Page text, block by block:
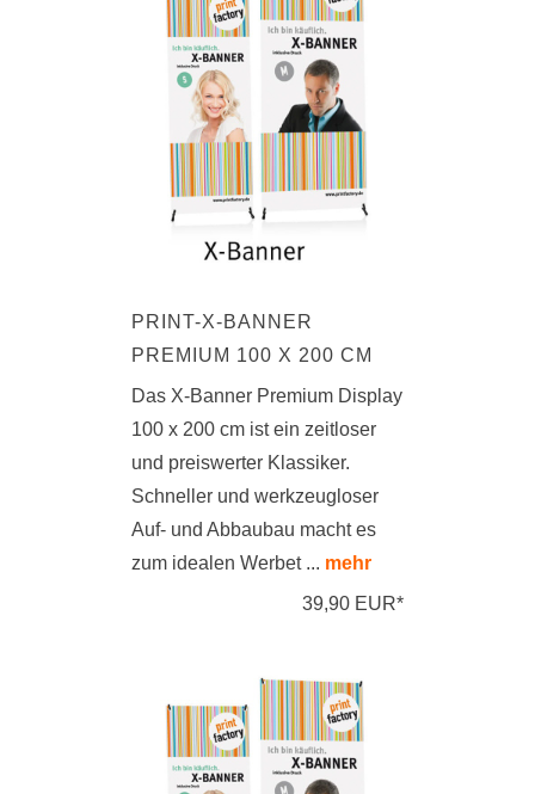
PRINT-X-BANNER
PREMIUM 100 X 200 CM
Das X-Banner Premium Display
100 x 200 cm ist ein zeitloser
und preiswerter Klassiker.
Schneller und werkzeugloser
Auf- und Abbaubau macht es
zum idealen Werbet ... mehr
39,90 EUR*